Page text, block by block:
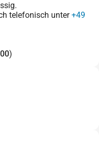
telefonisch unter+49
)